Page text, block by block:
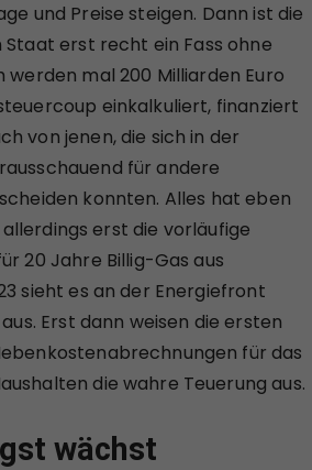
und Preise steigen. Dann ist die
erst recht ein Fass ohne
werden mal 200 Milliarden Euro
einkalkuliert, finanziert
von jenen, die sich in der
für andere
konnten. Alles hat eben
allerdings erst die vorläufige
20 Jahre Billig-Gas aus
sieht es an der Energiefront
Erst dann weisen die ersten
für das
die wahre Teuerung aus.
wächst